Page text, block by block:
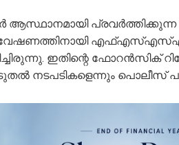
ആസ്ഥാനമായി
എഫ്എസ്എസ്എഐ
ഇതിന്റെ ഫോറൻസിക്
നടപടികളെന്നും പൊലീസ്